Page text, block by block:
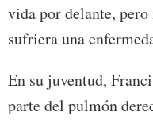
vida por delante,
sufriera una
En su juventud,
parte del pulmón